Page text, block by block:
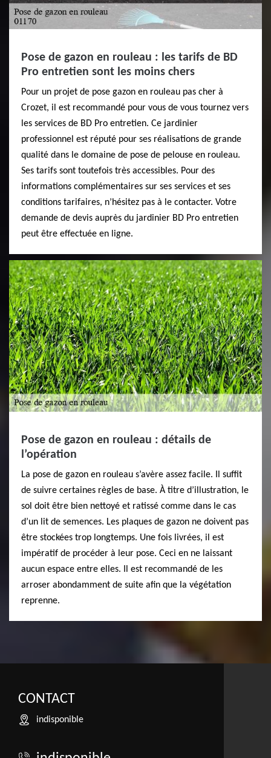
Pose de gazon en rouleau : les tarifs de BD
Pro entretien sont les moins chers
Pour un projet de pose gazon en rouleau pas cher à
Crozet, il est recommandé pour vous de vous tournez vers
les services de BD Pro entretien. Ce jardinier
professionnel est réputé pour ses réalisations de grande
qualité dans le domaine de pose de pelouse en rouleau.
Ses tarifs sont toutefois très accessibles. Pour des
informations complémentaires sur ses services et ses
conditions tarifaires, n’hésitez pas à le contacter. Votre
demande de devis auprès du jardinier BD Pro entretien
peut être effectuée en ligne.
Pose de gazon en rouleau : détails de
l’opération
La pose de gazon en rouleau s’avère assez facile. Il suffit
de suivre certaines règles de base. À titre d’illustration, le
sol doit être bien nettoyé et ratissé comme dans le cas
d’un lit de semences. Les plaques de gazon ne doivent pas
être stockées trop longtemps. Une fois livrées, il est
impératif de procéder à leur pose. Ceci en ne laissant
aucun espace entre elles. Il est recommandé de les
arroser abondamment de suite afin que la végétation
reprenne.
CONTACT
indisponible